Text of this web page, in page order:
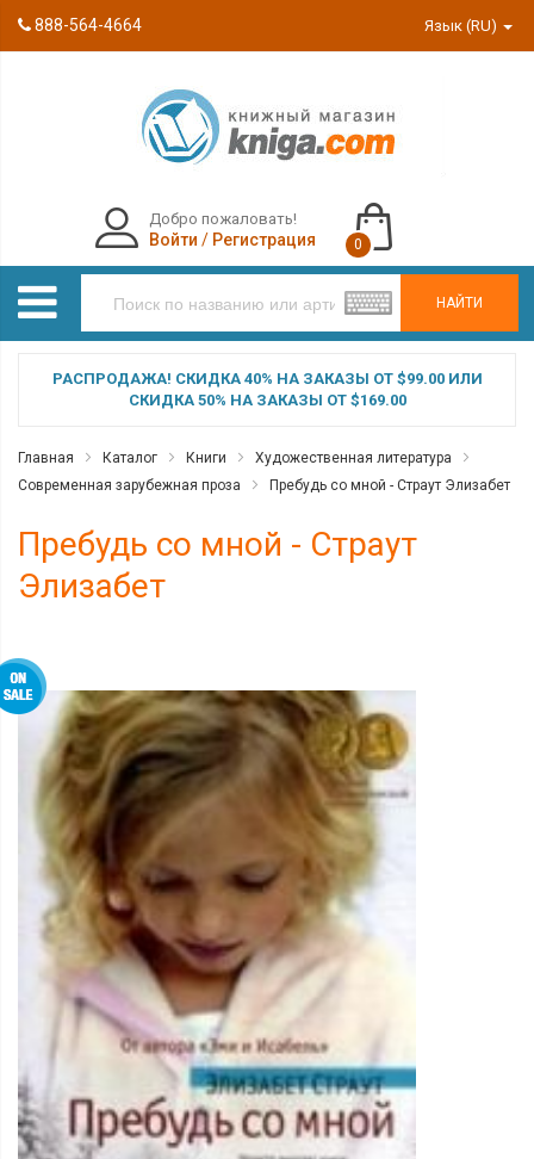
888-564-4664 Язык (RU)
НАЙТИ
Добро пожаловать!
Войти / Регистрация 0
РАСПРОДАЖА! СКИДКА 40% НА ЗАКАЗЫ ОТ $99.00 ИЛИ
СКИДКА 50% НА ЗАКАЗЫ ОТ $169.00
Главная Каталог Книги
Художественная литература
Современная зарубежная проза
Пребудь со мной - Страут Элизабет
Пребудь со мной - Страут
Элизабет